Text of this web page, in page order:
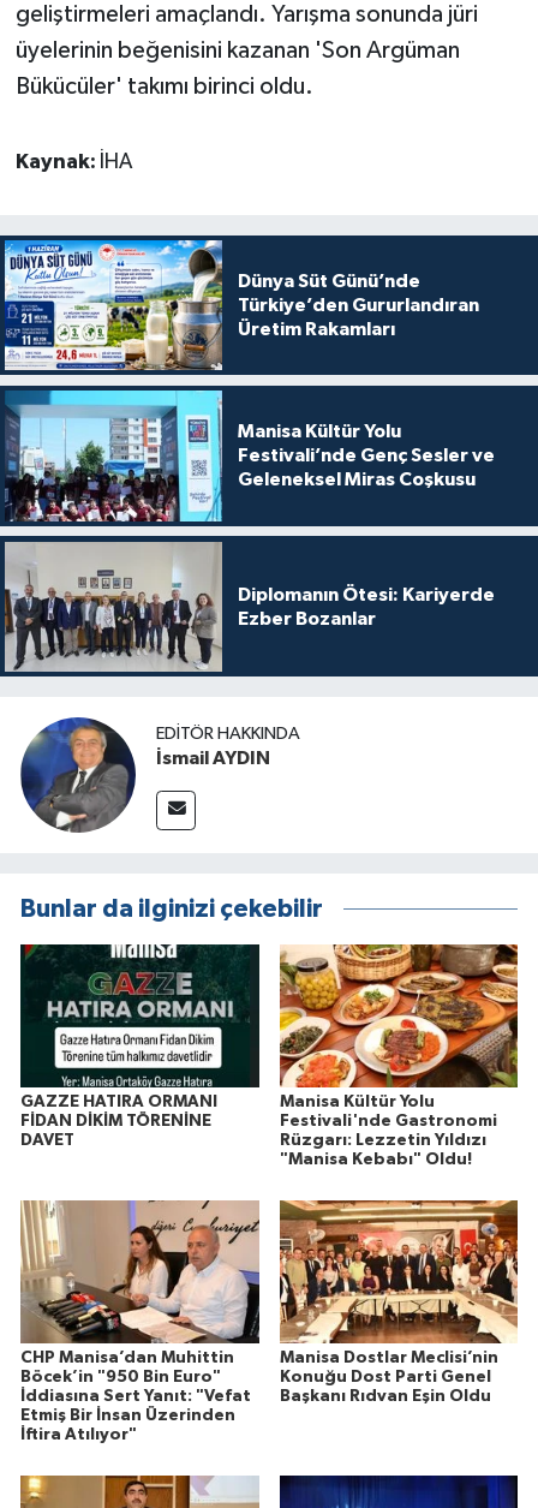
geliştirmeleri amaçlandı. Yarışma sonunda jüri
üyelerinin beğenisini kazanan 'Son Argüman
Bükücüler' takımı birinci oldu.
Kaynak: İHA
Dünya Süt Günü’nde
Türkiye’den Gururlandıran
Üretim Rakamları
Manisa Kültür Yolu
Festivali’nde Genç Sesler ve
Geleneksel Miras Coşkusu
Diplomanın Ötesi: Kariyerde
Ezber Bozanlar
EDITÖR HAKKINDA
İsmail AYDIN
Bunlar da ilginizi çekebilir
GAZZE HATIRA ORMANI
FİDAN DİKİM TÖRENİNE
DAVET
Manisa Kültür Yolu
Festivali'nde Gastronomi
Rüzgarı: Lezzetin Yıldızı
"Manisa Kebabı" Oldu!
CHP Manisa’dan Muhittin
Böcek’in "950 Bin Euro"
İddiasına Sert Yanıt: "Vefat
Etmiş Bir İnsan Üzerinden
İftira Atılıyor"
Manisa Dostlar Meclisi’nin
Konuğu Dost Parti Genel
Başkanı Rıdvan Eşin Oldu